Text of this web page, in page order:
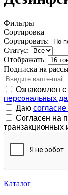
Фильтры
Сортировка
Сортировать:
Статус:
Отображать:
Подписка на
Ознакомлен с
персональных
Даю
Согласен на
транзакционных
Каталог